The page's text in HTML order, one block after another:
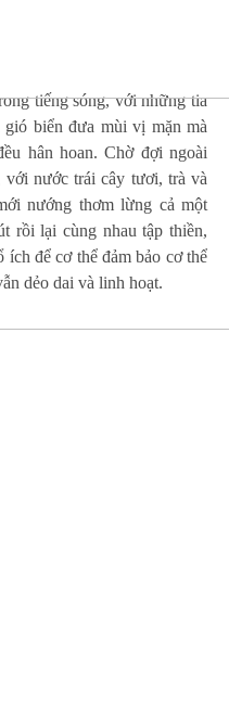
tiếng sóng, với những tia
biển đưa mùi vị mặn mà
hân hoan. Chờ đợi ngoài
với nước trái cây tươi, trà và
nướng thơm lừng cả một
rồi lại cùng nhau tập thiền,
để cơ thể đảm bảo cơ thể
dẻo dai và linh hoạt.